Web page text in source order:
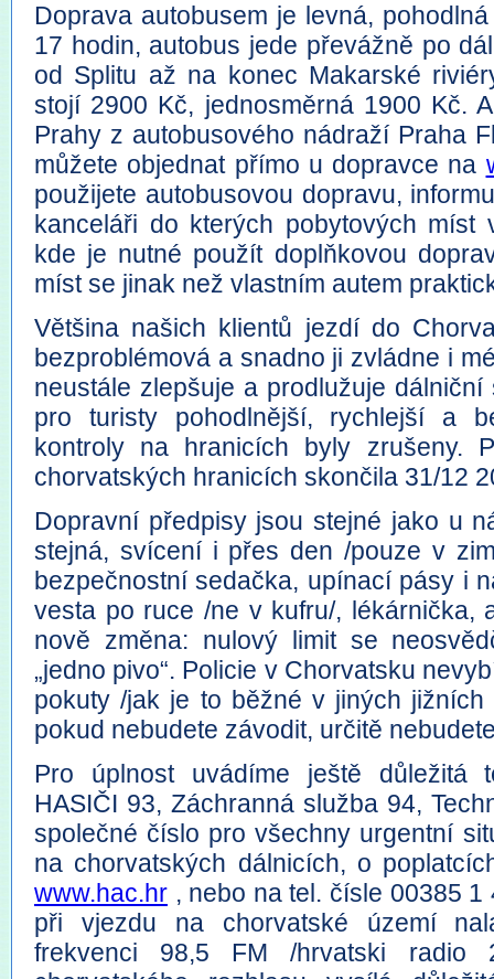
Doprava autobusem je levná,
17 hodin, autobus jede převážně po
od Splitu až na konec Makarské
stojí 2900 Kč, jednosměrná 1900 Kč.
Prahy z autobusového nádraží Praha
můžete objednat přímo u dopravce na
použijete autobusovou dopravu,
kanceláři do kterých pobytových
kde je nutné použít doplňkovou
míst se jinak než vlastním autem
Většina našich klientů jezdí do
bezproblémová a snadno ji zvládne i
neustále zlepšuje a prodlužuje
pro turisty pohodlnější, rychlejší a
kontroly na hranicích byly zrušeny.
chorvatských hranicích skončila 31/12
Dopravní předpisy jsou stejné jako u
stejná, svícení i přes den /pouze v
bezpečnostní sedačka, upínací pásy i
vesta po ruce /ne v kufru/, lékárnička,
nově změna: nulový limit se
„jedno pivo“. Policie v Chorvatsku
pokuty /jak je to běžné v jiných
pokud nebudete závodit, určitě
Pro úplnost uvádíme ještě důležitá
HASIČI 93, Záchranná služba 94,
společné číslo pro všechny urgentní
na chorvatských dálnicích, o
www.hac.hr , nebo na tel. čísle 00385
při vjezdu na chorvatské území
frekvenci 98,5 FM /hrvatski radio